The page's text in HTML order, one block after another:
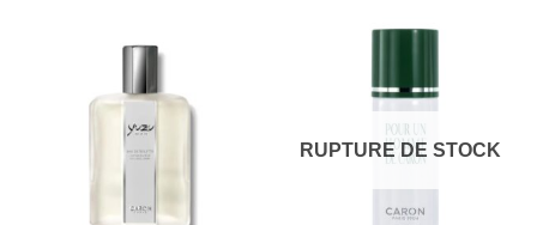
RUPTURE DE STOCK